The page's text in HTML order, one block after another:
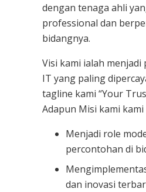
dengan tenaga ahli
professional dan
bidangnya.
Visi kami ialah
IT yang paling
tagline kami “Your
Adapun Misi kami kami
Menjadi role
percontohan di
dan inovasi